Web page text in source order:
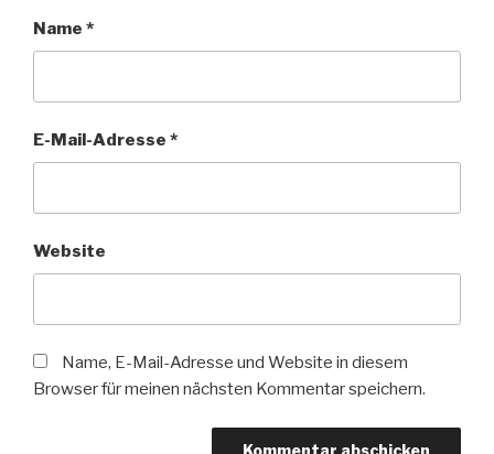
Name *
E-Mail-Adresse *
Website
Name, E-Mail-Adresse und Website in diesem
Browser für meinen nächsten Kommentar speichern.